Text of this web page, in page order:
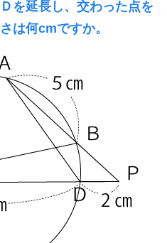
を延長し、交わった点を
は何cmですか。